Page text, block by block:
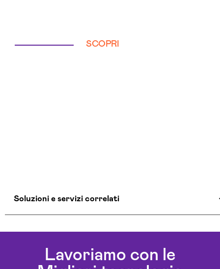
SCOPRI
Soluzioni e servizi correlati
Azienda Consulenza Informatica Teramo
Consulenza Cybersecurity E Sicurezza
Lavoriamo con le